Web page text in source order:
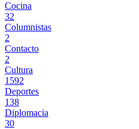
Cocina
32
Columnistas
2
Contacto
2
Cultura
1592
Deportes
138
Diplomacia
30